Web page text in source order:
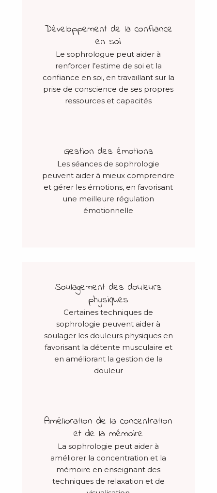
Développement de la confiance
en soi
Le sophrologue peut aider à
renforcer l’estime de soi et la
confiance en soi, en travaillant sur la
prise de conscience de ses propres
ressources et capacités
Gestion des émotions
Les séances de sophrologie
peuvent aider à mieux comprendre
et gérer les émotions, en favorisant
une meilleure régulation
émotionnelle
Soulagement des douleurs
physiques
Certaines techniques de
sophrologie peuvent aider à
soulager les douleurs physiques en
favorisant la détente musculaire et
en améliorant la gestion de la
douleur
Amélioration de la concentration
et de la mémoire
La sophrologie peut aider à
améliorer la concentration et la
mémoire en enseignant des
techniques de relaxation et de